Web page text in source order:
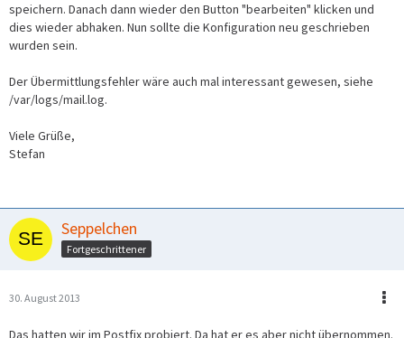
speichern. Danach dann wieder den Button "bearbeiten" klicken und
dies wieder abhaken. Nun sollte die Konfiguration neu geschrieben
wurden sein.
Der Übermittlungsfehler wäre auch mal interessant gewesen, siehe
/var/logs/mail.log.
Viele Grüße,
Stefan
Seppelchen
Fortgeschrittener
30. August 2013
Das hatten wir im Postfix probiert. Da hat er es aber nicht übernommen.